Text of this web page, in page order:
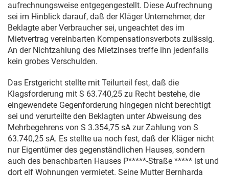
aufrechnungsweise entgegengestellt. Diese Aufrechnung
sei im Hinblick darauf, daß der Kläger Unternehmer, der
Beklagte aber Verbraucher sei, ungeachtet des im
Mietvertrag vereinbarten Kompensationsverbots zulässig.
An der Nichtzahlung des Mietzinses treffe ihn jedenfalls
kein grobes Verschulden.
Das Erstgericht stellte mit Teilurteil fest, daß die
Klagsforderung mit S 63.740,25 zu Recht bestehe, die
eingewendete Gegenforderung hingegen nicht berechtigt
sei und verurteilte den Beklagten unter Abweisung des
Mehrbegehrens von S 3.354,75 sA zur Zahlung von S
63.740,25 sA. Es stellte ua noch fest, daß der Kläger nicht
nur Eigentümer des gegenständlichen Hauses, sondern
auch des benachbarten Hauses P*****-Straße ***** ist und
dort elf Wohnungen vermietet. Seine Mutter Bernharda